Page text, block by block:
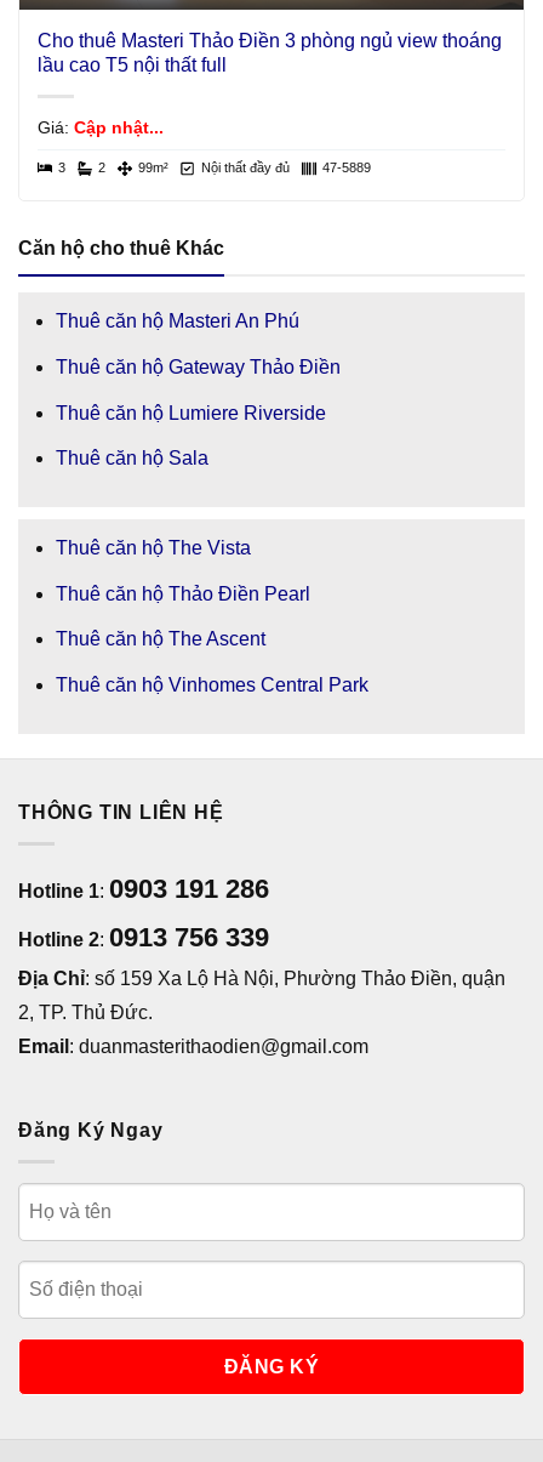
Cho thuê Masteri Thảo Điền 3 phòng ngủ view thoáng
lầu cao T5 nội thất full
Giá: Cập nhật...
3 2 99m² Nội thất đầy đủ 47-5889
Căn hộ cho thuê Khác
Thuê căn hộ Masteri An Phú
Thuê căn hộ Gateway Thảo Điền
Thuê căn hộ Lumiere Riverside
Thuê căn hộ Sala
Thuê căn hộ The Vista
Thuê căn hộ Thảo Điền Pearl
Thuê căn hộ The Ascent
Thuê căn hộ Vinhomes Central Park
THÔNG TIN LIÊN HỆ
Hotline 1: 0903 191 286
Hotline 2: 0913 756 339
Địa Chỉ: số 159 Xa Lộ Hà Nội, Phường Thảo Điền, quận
2, TP. Thủ Đức.
Email : duanmasterithaodien@gmail.com
Đăng Ký Ngay